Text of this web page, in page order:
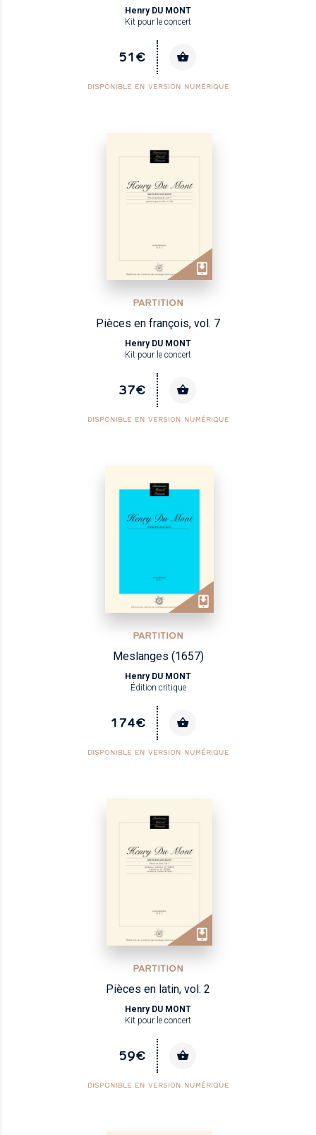
Henry DU MONT
Kit pour le concert
51€
DISPONIBLE EN VERSION NUMÉRIQUE
PARTITION
Pièces en françois, vol. 7
Henry DU MONT
Kit pour le concert
37€
DISPONIBLE EN VERSION NUMÉRIQUE
PARTITION
Meslanges (1657)
Henry DU MONT
Édition critique
174€
DISPONIBLE EN VERSION NUMÉRIQUE
PARTITION
Pièces en latin, vol. 2
Henry DU MONT
Kit pour le concert
59€
DISPONIBLE EN VERSION NUMÉRIQUE